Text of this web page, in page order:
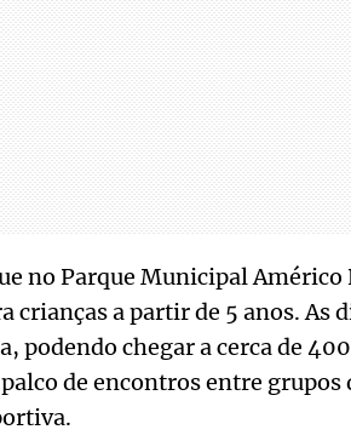
no Parque Municipal
crianças a partir de 5 anos. As
podendo chegar a cerca de
de encontros entre grupos